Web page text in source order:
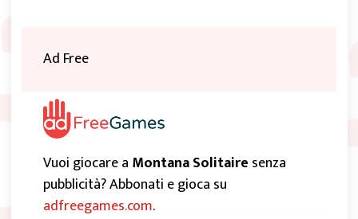
Ad Free
Vuoi giocare a Montana Solitaire senza
pubblicità? Abbonati e gioca su
adfreegames.com.